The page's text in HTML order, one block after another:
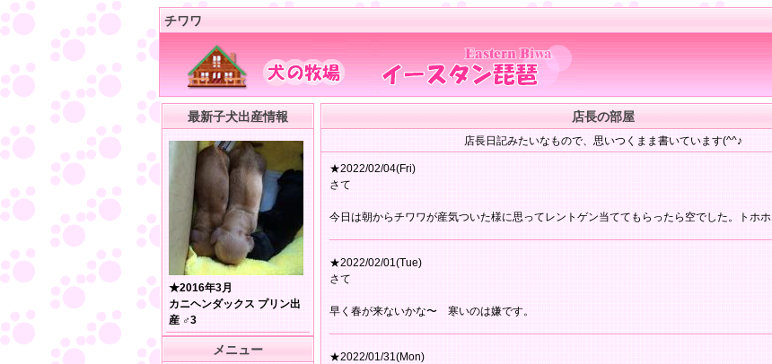
チワワ
最新子犬出産情報
★2016年3月
カニヘンダックス プリン出
産 ♂3
メニュー
店長の部屋
店長日記みたいなもので、思いつくまま書いています(^^♪
★2022/02/04(Fri)
さて
今日は朝からチワワが産気ついた様に思ってレントゲン当ててもらったら空でした。トホホ
★2022/02/01(Tue)
さて
早く春が来ないかな〜 寒いのは嫌です。
★2022/01/31(Mon)